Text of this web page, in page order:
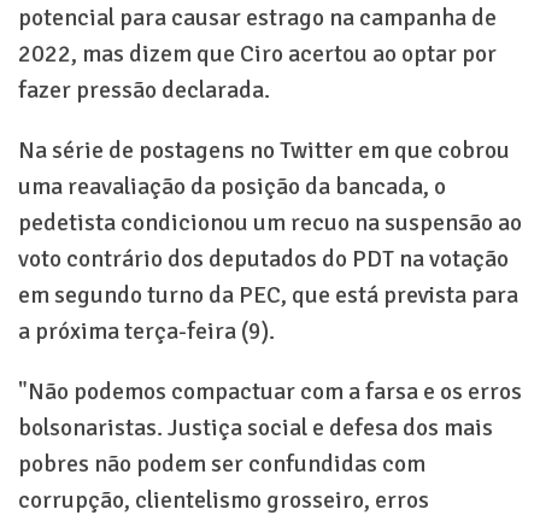
potencial para causar estrago na campanha de
2022, mas dizem que Ciro acertou ao optar por
fazer pressão declarada.
Na série de postagens no Twitter em que cobrou
uma reavaliação da posição da bancada, o
pedetista condicionou um recuo na suspensão ao
voto contrário dos deputados do PDT na votação
em segundo turno da PEC, que está prevista para
a próxima terça-feira (9).
"Não podemos compactuar com a farsa e os erros
bolsonaristas. Justiça social e defesa dos mais
pobres não podem ser confundidas com
corrupção, clientelismo grosseiro, erros